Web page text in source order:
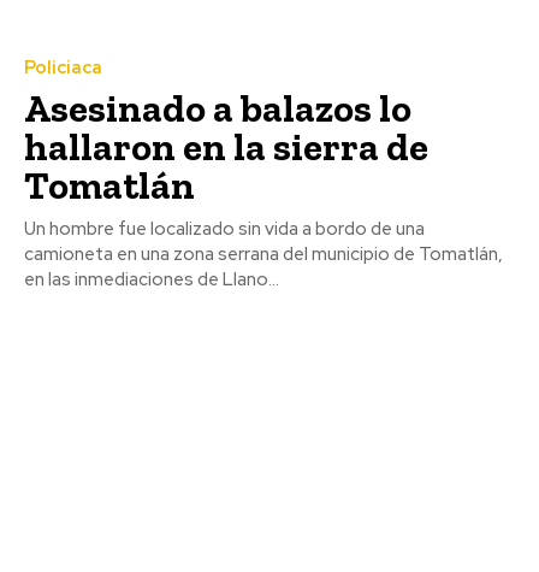
Policiaca
Asesinado a balazos lo
hallaron en la sierra de
Tomatlán
Un hombre fue localizado sin vida a bordo de una
camioneta en una zona serrana del municipio de Tomatlán,
en las inmediaciones de Llano...